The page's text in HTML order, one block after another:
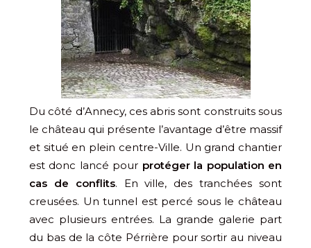
Du côté d’Annecy, ces abris sont construits sous
le château qui présente l’avantage d’être massif
et situé en plein centre-Ville. Un grand chantier
est donc lancé pour protéger la population en
cas de conflits. En ville, des tranchées sont
creusées. Un tunnel est percé sous le château
avec plusieurs entrées. La grande galerie part
du bas de la côte Pérrière pour sortir au niveau